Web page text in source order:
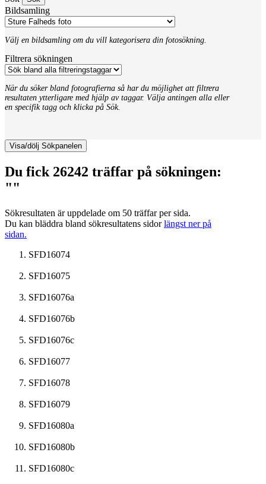
Bildsamling
Välj en bildsamling om du vill kategorisera din fotosökning.
Filtrera sökningen
När du söker bland fotografierna så har du möjlighet att filtrera
resultaten ytterligare med hjälp av taggar. Välja antingen alla eller
en specifik tagg och klicka på Sök.
Visa/dölj Sökpanelen
Du fick 26242 träffar på sökningen:
""
Sökresultaten är uppdelade om 50 träffar per sida.
Du kan bläddra bland sökresultatens sidorlängst ner på
sidan.
SFD16074
SFD16075
SFD16076a
SFD16076b
SFD16076c
SFD16077
SFD16078
SFD16079
SFD16080a
SFD16080b
SFD16080c